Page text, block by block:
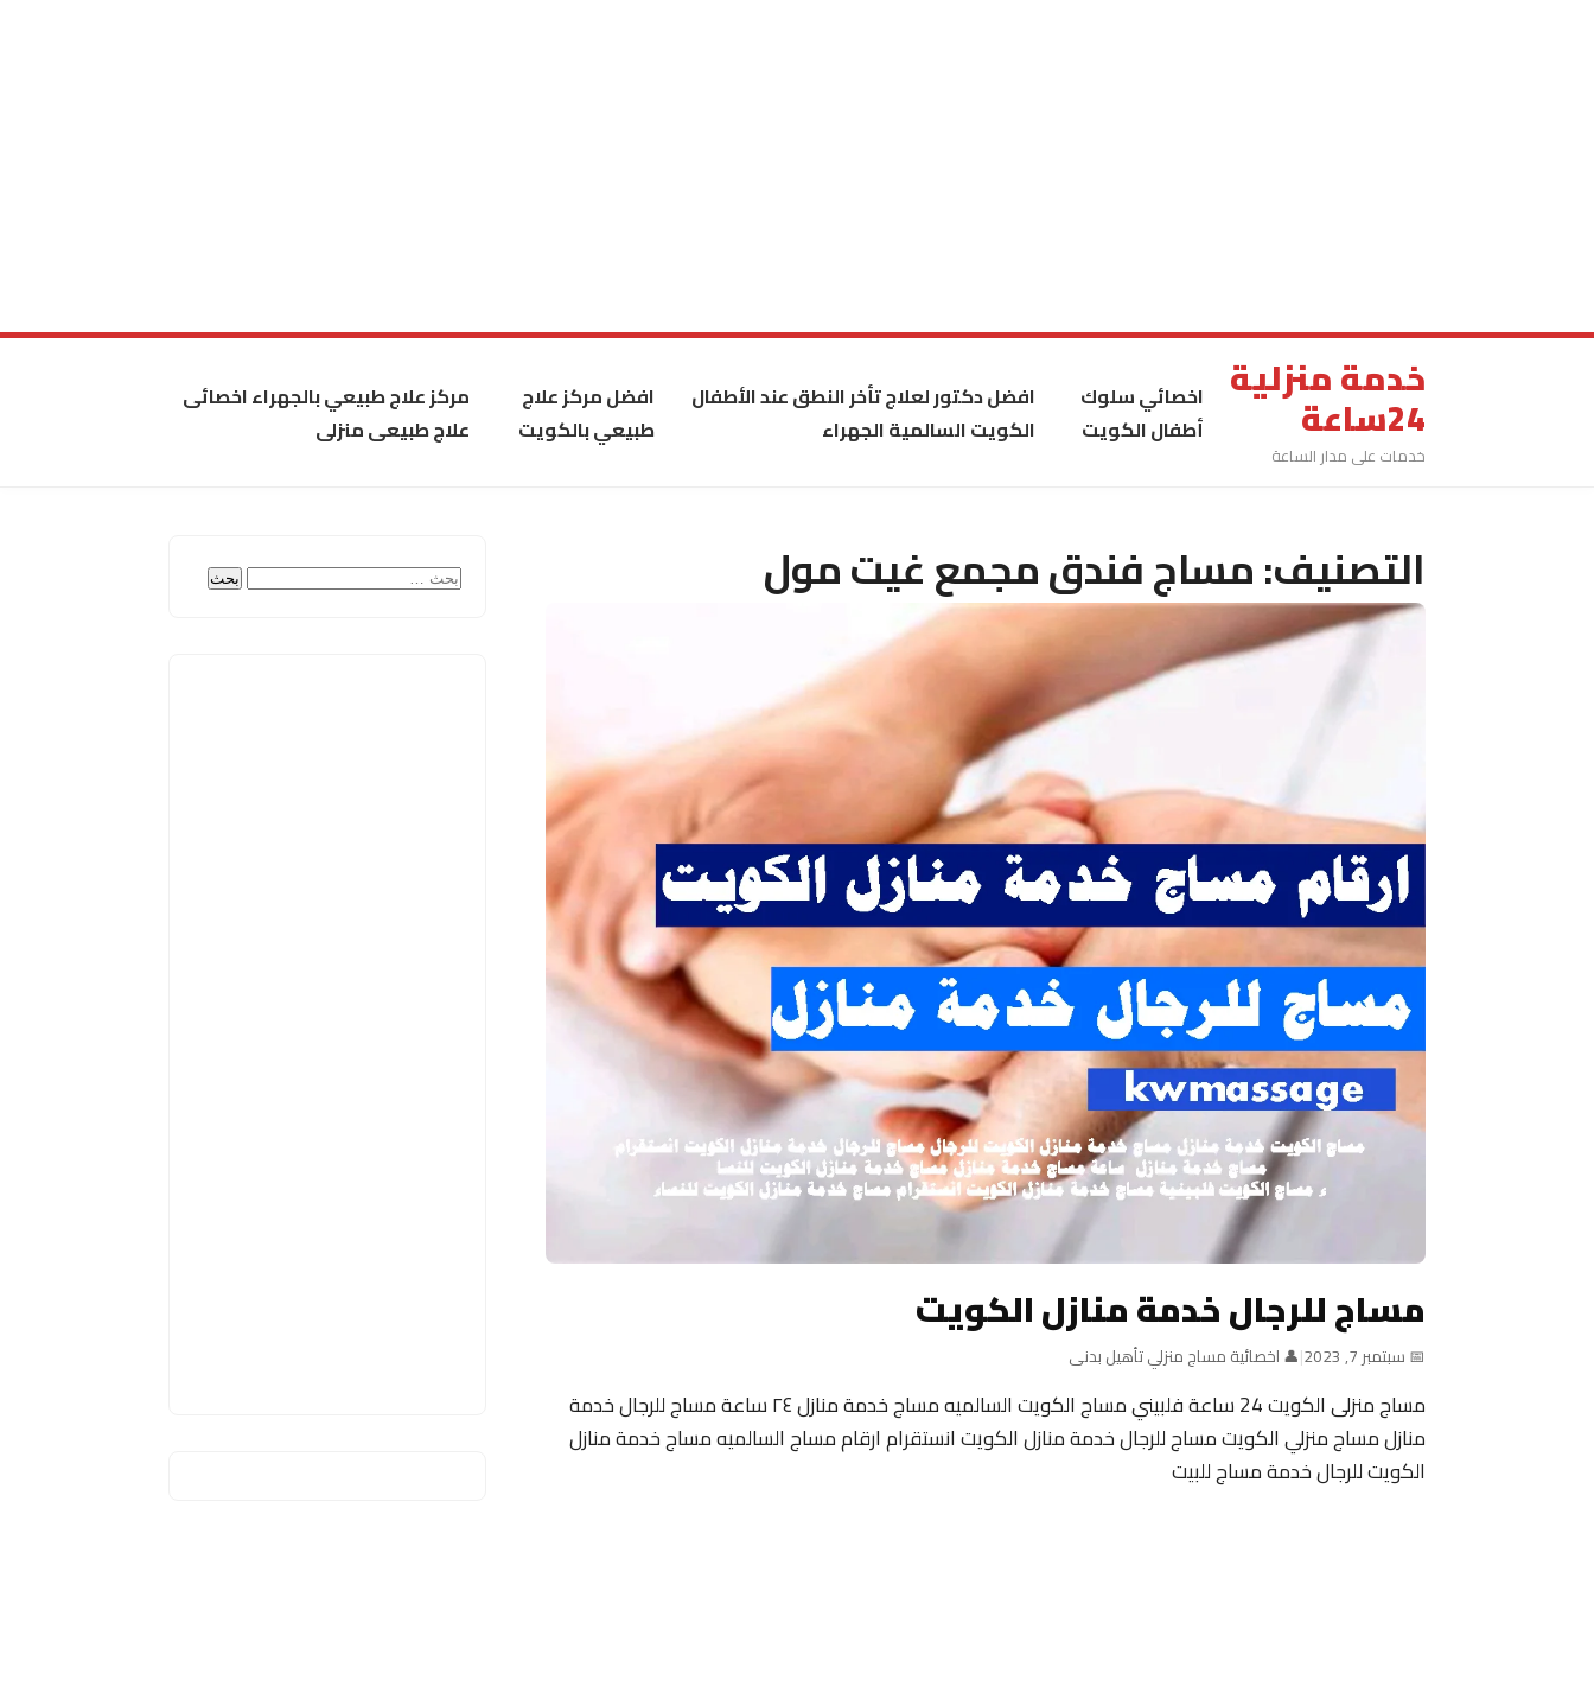
خدمة منزلية
24ساعة
خدمات على مدار الساعة
اخصائي سلوك
أطفال الكويت
افضل دكتور لعلاج تأخر النطق عند الأطفال
الكويت السالمية الجهراء
افضل مركز علاج
طبيعي بالكويت
مركز علاج طبيعي بالجهراء اخصائى
علاج طبيعى منزلى
التصنيف:مساج فندق مجمع غيت مول
مساج للرجال خدمة منازل الكويت
📅 سبتمبر 7, 2023 |👤 اخصائية مساج منزلي تأهيل بدنى
مساج منزلى الكويت 24 ساعة فلبيني مساج الكويت السالميه مساج خدمة منازل ٢٤ ساعة مساج للرجال خدمة
منازل مساج منزلي الكويت مساج للرجال خدمة منازل الكويت انستقرام ارقام مساج السالميه مساج خدمة منازل
الكويت للرجال خدمة مساج للبيت
البحث